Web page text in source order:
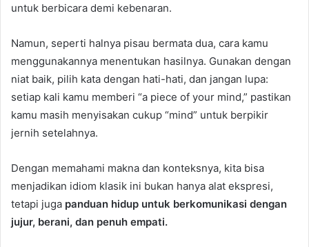
untuk berbicara demi kebenaran.
Namun, seperti halnya pisau bermata dua, cara kamu
menggunakannya menentukan hasilnya. Gunakan dengan
niat baik, pilih kata dengan hati-hati, dan jangan lupa:
setiap kali kamu memberi “a piece of your mind,” pastikan
kamu masih menyisakan cukup “mind” untuk berpikir
jernih setelahnya.
Dengan memahami makna dan konteksnya, kita bisa
menjadikan idiom klasik ini bukan hanya alat ekspresi,
tetapi juga panduan hidup untuk berkomunikasi dengan
jujur, berani, dan penuh empati.